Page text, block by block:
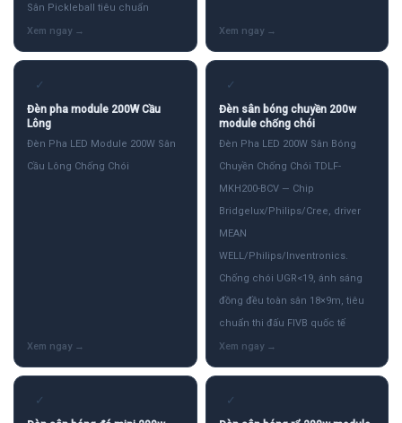
Sân Pickleball tiêu chuẩn
✓
Đèn pha module 200W Cầu
Lông
Đèn Pha LED Module 200W Sân
Cầu Lông Chống Chói
✓
Đèn sân bóng chuyền 200w
module chống chói
Đèn Pha LED 200W Sân Bóng
Chuyền Chống Chói TDLF-
MKH200-BCV — Chip
Bridgelux/Philips/Cree, driver
MEAN
WELL/Philips/Inventronics.
Chống chói UGR<19, ánh sáng
đồng đều toàn sân 18×9m, tiêu
chuẩn thi đấu FIVB quốc tế
✓ ✓